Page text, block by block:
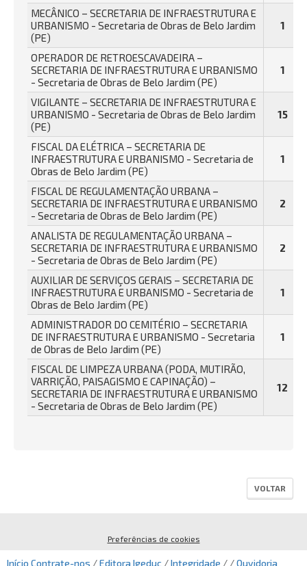
MECÂNICO – SECRETARIA DE INFRAESTRUTURA E
URBANISMO - Secretaria de Obras de Belo Jardim
(PE)
1
OPERADOR DE RETROESCAVADEIRA –
SECRETARIA DE INFRAESTRUTURA E URBANISMO
- Secretaria de Obras de Belo Jardim (PE)
1
VIGILANTE – SECRETARIA DE INFRAESTRUTURA E
URBANISMO - Secretaria de Obras de Belo Jardim
(PE)
15
FISCAL DA ELÉTRICA – SECRETARIA DE
INFRAESTRUTURA E URBANISMO - Secretaria de
Obras de Belo Jardim (PE)
1
FISCAL DE REGULAMENTAÇÃO URBANA –
SECRETARIA DE INFRAESTRUTURA E URBANISMO
- Secretaria de Obras de Belo Jardim (PE)
2
ANALISTA DE REGULAMENTAÇÃO URBANA –
SECRETARIA DE INFRAESTRUTURA E URBANISMO
- Secretaria de Obras de Belo Jardim (PE)
2
AUXILIAR DE SERVIÇOS GERAIS – SECRETARIA DE
INFRAESTRUTURA E URBANISMO - Secretaria de
Obras de Belo Jardim (PE)
1
ADMINISTRADOR DO CEMITÉRIO – SECRETARIA
DE INFRAESTRUTURA E URBANISMO - Secretaria
de Obras de Belo Jardim (PE)
1
FISCAL DE LIMPEZA URBANA (PODA, MUTIRÃO,
VARRIÇÃO, PAISAGISMO E CAPINAÇÃO) –
SECRETARIA DE INFRAESTRUTURA E URBANISMO
- Secretaria de Obras de Belo Jardim (PE)
12
VOLTAR
Preferências de cookies
Início Contrate-nos /Editora Igeduc /Integridade / /Ouvidoria